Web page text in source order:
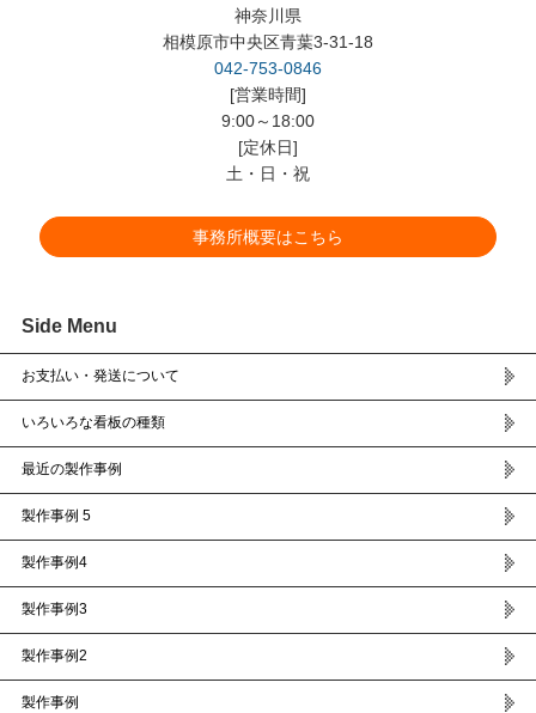
神奈川県
相模原市中央区青葉3-31-18
042-753-0846
[営業時間]
9:00～18:00
[定休日]
土・日・祝
事務所概要はこちら
Side Menu
お支払い・発送について
いろいろな看板の種類
最近の製作事例
製作事例 5
製作事例4
製作事例3
製作事例2
製作事例